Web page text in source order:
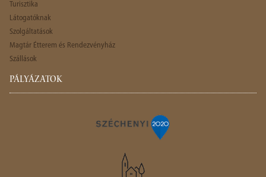
Turisztika
Látogatóknak
Szolgáltatások
Magtár Étterem és Rendezvényház
Szállások
PÁLYÁZATOK